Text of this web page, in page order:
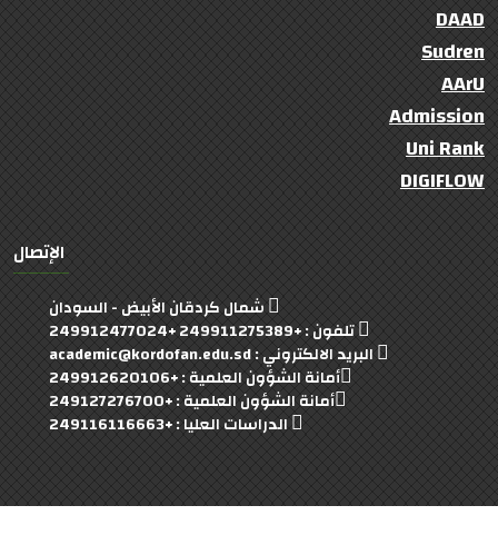
DAAD
Sudren
AArU
Admission
Uni Rank
DIGIFLOW
الإتصال
شمال كردقان الأبيض - السودان
تلفون : +249911275389 +249912477024
البريد الالكتروني : academic@kordofan.edu.sd
أمانة الشؤون العلمية : +249912620106
أمانة الشؤون العلمية : +249127276700
الدراسات العليا : +249116116663